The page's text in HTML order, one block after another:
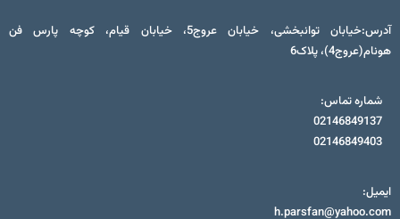
آدرس:خیابان توانبخشی، خیابان عروج5، خیابان قیام، کوچه پارس فن
هونام(عروج4)، پلاک6
شماره تماس:
02146849137
02146849403
ایمیل:
h.parsfan@yahoo.com